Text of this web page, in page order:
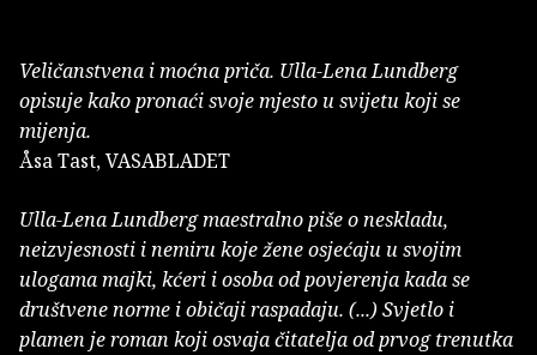
Veličanstvena i moćna priča. Ulla-Lena Lundberg
opisuje kako pronaći svoje mjesto u svijetu koji se
mijenja.
Åsa Tast, VASABLADET
Ulla-Lena Lundberg maestralno piše o neskladu,
neizvjesnosti i nemiru koje žene osjećaju u svojim
ulogama majki, kćeri i osoba od povjerenja kada se
društvene norme i običaji raspadaju. (...) Svjetlo i
plamen je roman koji osvaja čitatelja od prvog trenutka